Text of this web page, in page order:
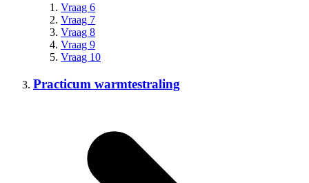
Vraag 6
Vraag 7
Vraag 8
Vraag 9
Vraag 10
Practicum warmtestraling